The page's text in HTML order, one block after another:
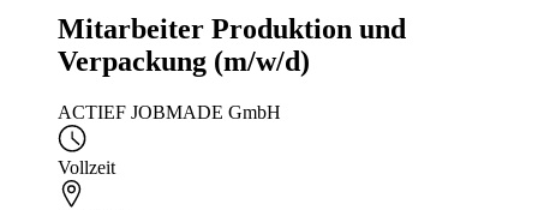
Mitarbeiter Produktion und
Verpackung (m/w/d)
ACTIEF JOBMADE GmbH
Vollzeit